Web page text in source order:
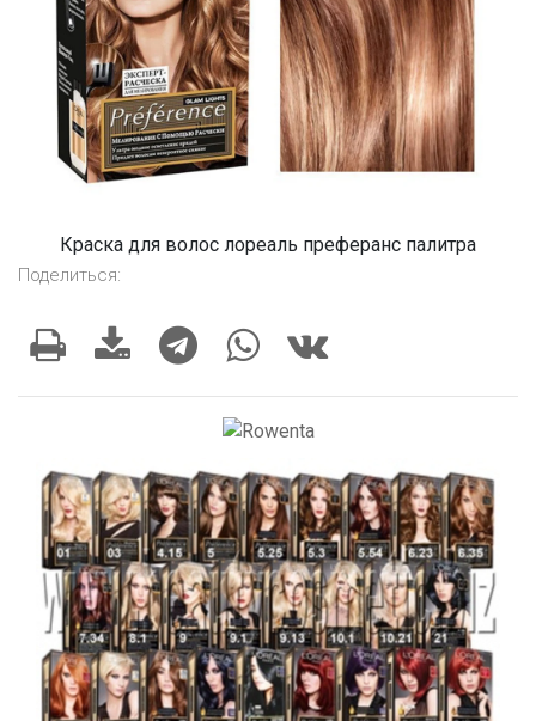
Краска для волос лореаль преферанс палитра
Поделиться: